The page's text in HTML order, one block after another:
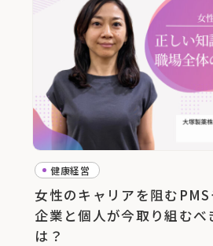
健康経営
女性のキャリアを阻む
企業と個人が今取り組むべ
は？